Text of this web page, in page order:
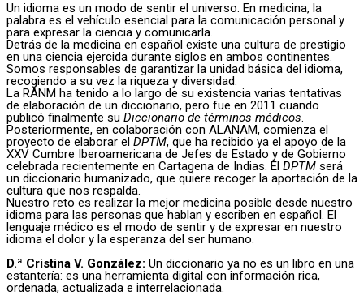
Un idioma es un modo de sentir el universo. En medicina, la
palabra es el vehículo esencial para la comunicación personal y
para expresar la ciencia y comunicarla.
Detrás de la medicina en español existe una cultura de prestigio
en una ciencia ejercida durante siglos en ambos continentes.
Somos responsables de garantizar la unidad básica del idioma,
recogiendo a su vez la riqueza y diversidad.
La RANM ha tenido a lo largo de su existencia varias tentativas
de elaboración de un diccionario, pero fue en 2011 cuando
publicó finalmente su Diccionario de términos médicos.
Posteriormente, en colaboración con ALANAM, comienza el
proyecto de elaborar el DPTM, que ha recibido ya el apoyo de la
XXV Cumbre Iberoamericana de Jefes de Estado y de Gobierno
celebrada recientemente en Cartagena de Indias. El DPTM será
un diccionario humanizado, que quiere recoger la aportación de la
cultura que nos respalda.
Nuestro reto es realizar la mejor medicina posible desde nuestro
idioma para las personas que hablan y escriben en español. El
lenguaje médico es el modo de sentir y de expresar en nuestro
idioma el dolor y la esperanza del ser humano.
D.ª Cristina V. González: Un diccionario ya no es un libro en una
estantería: es una herramienta digital con información rica,
ordenada, actualizada e interrelacionada.